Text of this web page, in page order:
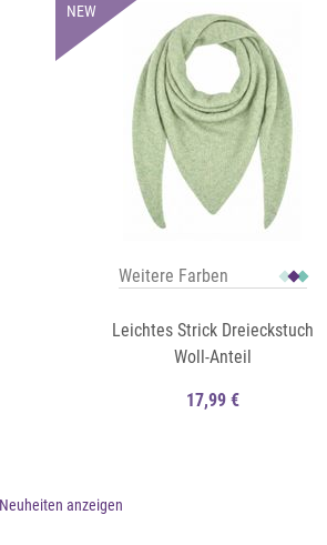
NEW
Weitere Farben
Leichtes Strick Dreieckstuch
Woll-Anteil
17,99 €
anzeigen